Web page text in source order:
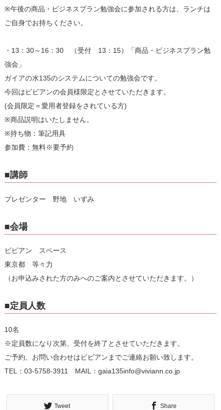
※午後の商品・ビジネスプラン勉強会に参加される方は、ランチは
ご自身でお持ちください。
・13：30～16：30 （受付 13：15）「商品・ビジネスプラン勉
強会」
ガイアの水135のシステムについての勉強会です。
今回はビビアンの会員様限定とさせていただきます。
(会員限定＝愛用者登録をされている方)
※商品説明はいたしません。
※持ち物：筆記用具
参加費：無料※要予約
■講師
プレゼンター 野地 いずみ
■会場
ビビアン スペース
東京都 等々力
（お申込みされた方のみへのご案内とさせていただきます。）
■定員人数
10名
※定員数になり次第、受付を終了とさせていただきます。
ご予約、お問い合わせはビビアンまでご連絡お願い致します。
TEL：03-5758-3911 MAIL：gaia135info@viviann.co.jp
Tweet Share